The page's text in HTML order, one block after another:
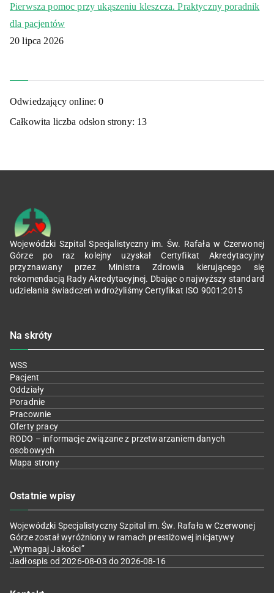
Pierwsza pomoc przy ukąszeniu kleszcza. Praktyczny poradnik
dla pacjentów
20 lipca 2026
Odwiedzający online:0
Całkowita liczba odsłon strony: 13
Wojewódzki Szpital Specjalistyczny im. Św. Rafała w Czerwonej
Górze po raz kolejny uzyskał Certyfikat Akredytacyjny
przyznawany przez Ministra Zdrowia kierującego się
rekomendacją Rady Akredytacyjnej. Dbając o najwyższy standard
udzielania świadczeń wdrożyliśmy Certyfikat ISO 9001:2015
Na skróty
WSS
Pacjent
Oddziały
Poradnie
Pracownie
Oferty pracy
RODO – informacje związane z przetwarzaniem danych
osobowych
Mapa strony
Ostatnie wpisy
Wojewódzki Specjalistyczny Szpital im. Św. Rafała w Czerwonej
Górze został wyróżniony w ramach prestiżowej inicjatywy
„Wymagaj Jakości”
Jadłospis od 2026-08-03 do 2026-08-16